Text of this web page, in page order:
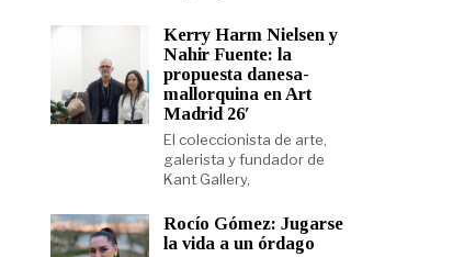
Kerry Harm Nielsen y
Nahir Fuente: la
propuesta danesa-
mallorquina en Art
Madrid 26′
El coleccionista de arte,
galerista y fundador de
Kant Gallery,
Rocío Gómez: Jugarse
la vida a un órdago